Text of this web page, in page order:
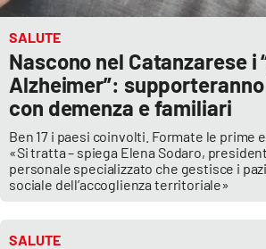
SALUTE
Nascono nel Catanzarese i
Alzheimer”:
con demenza e familiari
Ben 17 i paesi coinvolti. Formate le prime
«Si tratta – spiega Elena Sodaro,
personale specializzato che gestisce i
sociale dell’accoglienza territoriale»
SALUTE